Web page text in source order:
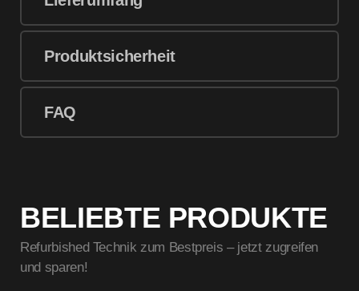
Produktsicherheit
FAQ
BELIEBTE PRODUKTE
Refurbished Technik zum Bestpreis – jetzt zugreifen
und sparen!